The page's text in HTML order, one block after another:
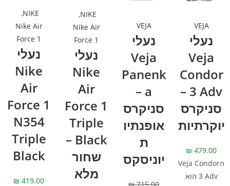
VEJA
נעלי
Veja
Condor
3 Adv –
סניקרס
יוקרתיות
₪ 479.00
הVeja Condor
3 Adv הוא
VEJA
נעלי
Veja
Panenk
a –
סניקרס
אופנתיו
ת
יוניסקס
NIKE
,
Nike Air
Force 1
נעלי
Nike
Air
Force 1
Triple
Black –
שחור
מלא
NIKE
,
Nike Air
Force 1
נעלי
Nike
Air
Force 1
N354
Triple
Black
₪ 419.00